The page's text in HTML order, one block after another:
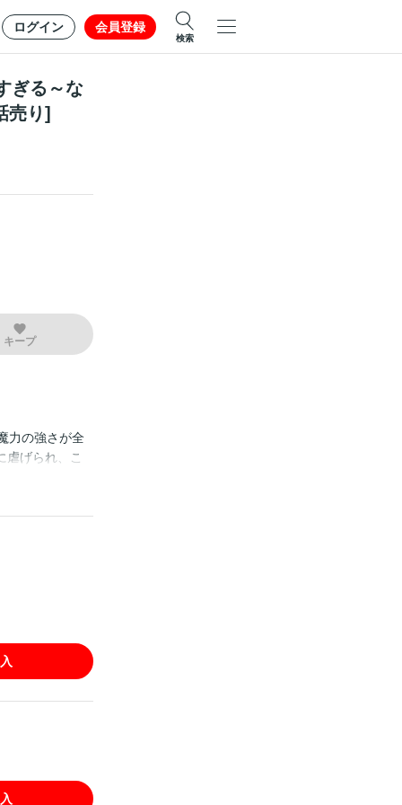
ログイン 会員登録
検索
ぎる～な
売り]
キープ
力の強さが全
虐げられ、こ
ェブ・マガジ